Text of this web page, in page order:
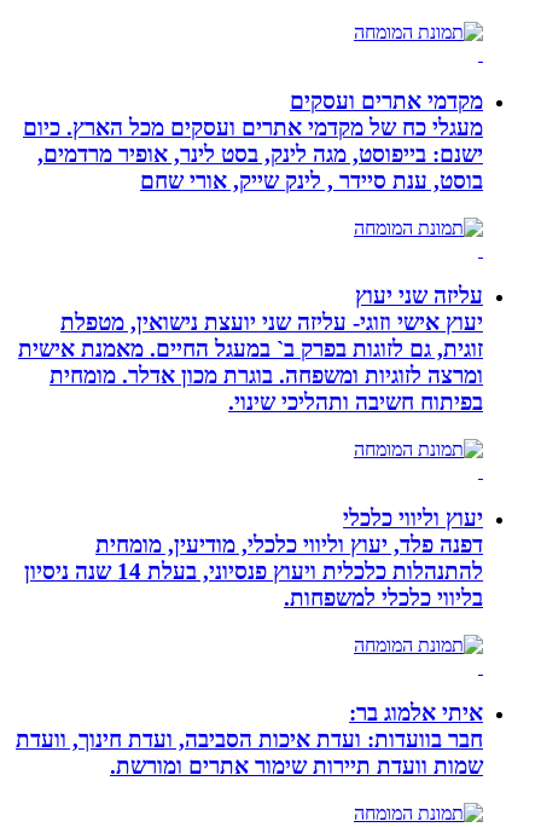
מקדמי אתרים ועסקים
מעגלי כח של מקדמי אתרים ועסקים מכל הארץ. כיום
ישנם: בייפוסט, מגה לינק, בסט לינר, אופיר מרדמים,
בוסט, ענת סיידר , לינק שייק, אורי שחם
עליזה שני יעוץ
יעוץ אישי וזוגי- עליזה שני יועצת נישואין, מטפלת
זוגית, גם לזוגות בפרק ב` במעגל החיים. מאמנת אישית
ומרצה לזוגיות ומשפחה. בוגרת מכון אדלר. מומחית
בפיתוח חשיבה ותהליכי שינוי.
יעוץ וליווי כלכלי
דפנה פלד, יעוץ וליווי כלכלי, מודיעין, מומחית
להתנהלות כלכלית ויעוץ פנסיוני, בעלת 14 שנה ניסיון
בליווי כלכלי למשפחות.
איתי אלמוג בר:
חבר בוועדות: ועדת איכות הסביבה, ועדת חינוך, וועדת
שמות וועדת תיירות שימור אתרים ומורשת.